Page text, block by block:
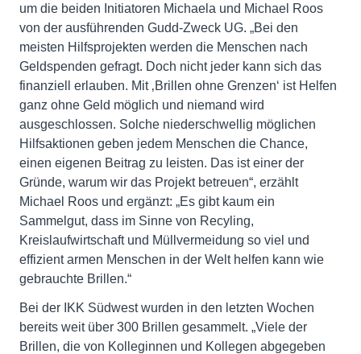
um die beiden Initiatoren Michaela und Michael Roos
von der ausführenden Gudd-Zweck UG. „Bei den
meisten Hilfsprojekten werden die Menschen nach
Geldspenden gefragt. Doch nicht jeder kann sich das
finanziell erlauben. Mit ‚Brillen ohne Grenzen‘ ist Helfen
ganz ohne Geld möglich und niemand wird
ausgeschlossen. Solche niederschwellig möglichen
Hilfsaktionen geben jedem Menschen die Chance,
einen eigenen Beitrag zu leisten. Das ist einer der
Gründe, warum wir das Projekt betreuen“, erzählt
Michael Roos und ergänzt: „Es gibt kaum ein
Sammelgut, dass im Sinne von Recyling,
Kreislaufwirtschaft und Müllvermeidung so viel und
effizient armen Menschen in der Welt helfen kann wie
gebrauchte Brillen.“
Bei der IKK Südwest wurden in den letzten Wochen
bereits weit über 300 Brillen gesammelt. „Viele der
Brillen, die von Kolleginnen und Kollegen abgegeben